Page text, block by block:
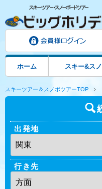
ホーム スキー&ス
スキーツアー＆スノボツアーTOP
出発地
行き先